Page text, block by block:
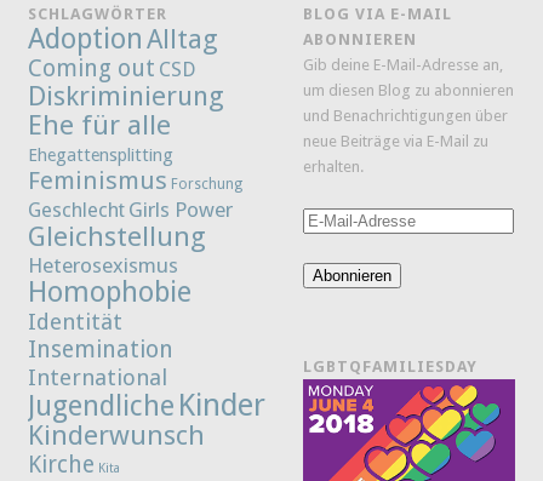
SCHLAGWÖRTER
AdoptionAlltag
Coming out CSD
Diskriminierung
Ehe für alle
Ehegattensplitting
Feminismus Forschung
Geschlecht Girls Power
Gleichstellung
Heterosexismus
Homophobie
Identität
Insemination
International
Jugendliche Kinder
Kinderwunsch
Kirche Kita
BLOG VIA E-MAIL
ABONNIEREN
Gib deine E-Mail-Adresse an,
um diesen Blog zu abonnieren
und Benachrichtigungen über
neue Beiträge via E-Mail zu
erhalten.
E-
Adresse
Abonnieren
LGBTQFAMILIESDAY